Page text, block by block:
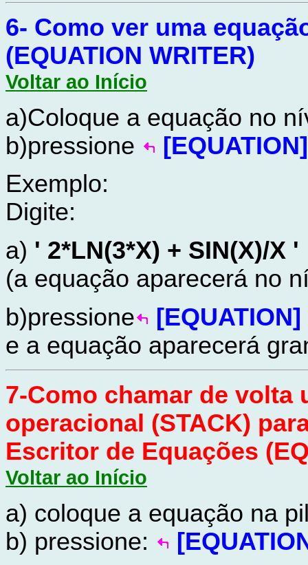
6- Como ver uma
(EQUATION WRITER)
Voltar ao Início
a)Coloque a equação no
b)pressione
[EQUATION]
Exemplo:
Digite:
a) ' 2*LN(3*X) + SIN(X)/X
(a equação aparecerá no
b)pressione
[EQUATION]
e a equação aparecerá
7-Como chamar de volta
operacional (STACK)
Escritor de Equações
Voltar ao Início
a) coloque a equação na
b) pressione: